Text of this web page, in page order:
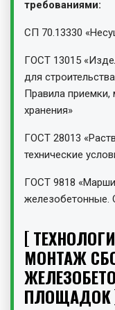
требованиями:
СП 70.13330
ГОСТ 13015
для
Правила приемки,
хранения»
ГОСТ 28013
технические
ГОСТ 9818
железобетонные.
МОНТАЖ
ПЛОЩАДОК